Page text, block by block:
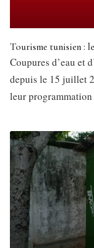
Tourisme tunisien :
Coupures d’eau et
depuis le 15 juillet
leur programmation